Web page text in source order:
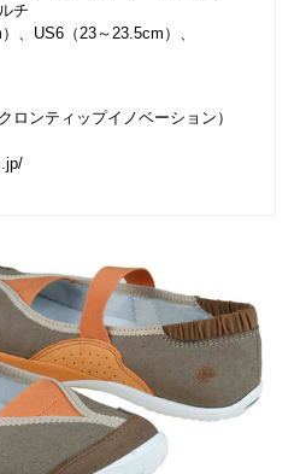
チ
、US6（23～23.5cm）、
ロンティップイノベーション）